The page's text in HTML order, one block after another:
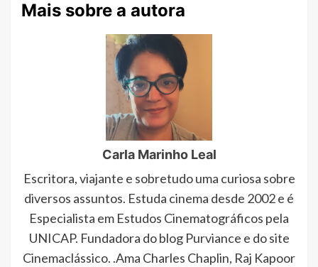
Mais sobre a autora
Carla Marinho Leal
Escritora, viajante e sobretudo uma curiosa sobre
diversos assuntos. Estuda cinema desde 2002 e é
Especialista em Estudos Cinematográficos pela
UNICAP. Fundadora do blog Purviance e do site
Cinemaclássico. .Ama Charles Chaplin, Raj Kapoor